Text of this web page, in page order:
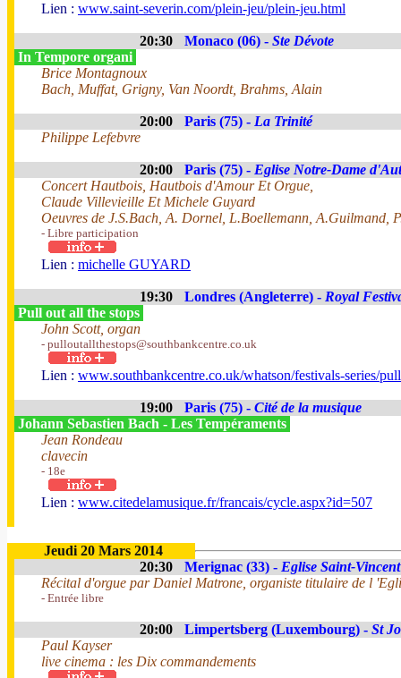
Lien : www.saint-severin.com/plein-jeu/plein-jeu.html
20:30 Monaco (06) - Ste Dévote
In Tempore organi
Brice Montagnoux
Bach, Muffat, Grigny, Van Noordt, Brahms, Alain
20:00 Paris (75) - La Trinité
Philippe Lefebvre
20:00 Paris (75) - Eglise Notre-Dame
Concert Hautbois, Hautbois d'Amour Et Orgue,
Claude Villevieille Et Michele Guyard
Oeuvres de J.S.Bach, A. Dornel, L.Boellemann, A.Guilmand,
- Libre participation
Lien : michelle GUYARD
19:30 Londres (Angleterre) - Royal
Pull out all the stops
John Scott, organ
- pulloutallthestops@southbankcentre.co.uk
Lien : www.southbankcentre.co.uk/whatson/festivals-series/
19:00 Paris (75) - Cité de la musique
Johann Sebastien Bach - Les Tempéraments
Jean Rondeau
clavecin
- 18e
Lien : www.citedelamusique.fr/francais/cycle.aspx?id=507
Jeudi 20 Mars 2014
20:30
Merignac (33) - Eglise Saint-Vincent
Récital d'orgue par Daniel Matrone, organiste titulaire de l
- Entrée libre
20:00 Limpertsberg (Luxembourg) - St
Paul Kayser
live cinema : les Dix commandements